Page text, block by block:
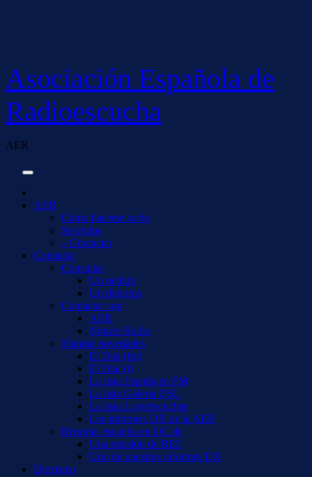
Asociación Española de
Radioescucha
AER
AER
Cómo hacerse socio
Servicios
– Contactar
Contactar
Consultar
Un pedido
Un diploma
Contactar con
AER
Notizie Radio
Mandar novedades
El Dial (fm)
El Dial (i)
La lista España en FM
La lista Galería QSL
La lista Logs/escuchas
Los informes DX de la AER
Reportar escucha en OC de
Una emisión de REE
Uno de nuestros informes DX
Diexismo